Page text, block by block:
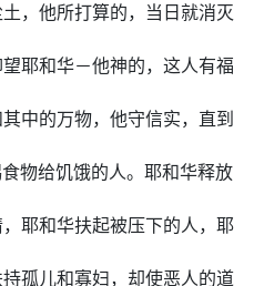
，他所打算的，当日就消灭
耶和华－他神的，这人有福
中的万物，他守信实，直到
物给饥饿的人。耶和华释放
耶和华扶起被压下的人，耶
孤儿和寡妇，却使恶人的道